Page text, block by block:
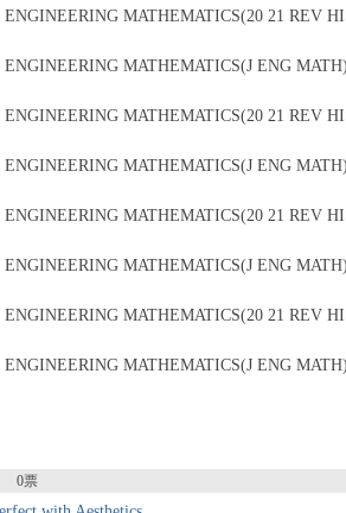
MATHEMATICS(20 21 REV
ENGINEERING MATHEMATICS(J ENG
ENGINEERING MATHEMATICS(20 21 REV
ENGINEERING MATHEMATICS(J ENG
ENGINEERING MATHEMATICS(20 21 REV
ENGINEERING MATHEMATICS(J ENG
ENGINEERING MATHEMATICS(20 21 REV
ENGINEERING MATHEMATICS(J ENG
0票